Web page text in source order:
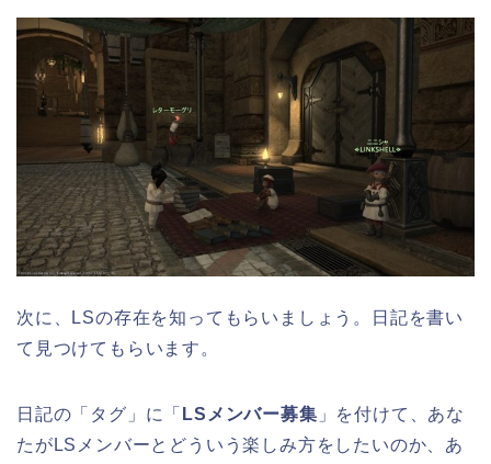
次に、LSの存在を知ってもらいましょう。日記を書い
て見つけてもらいます。
日記の「タグ」に「 LSメンバー募集 」を付けて、あな
たがLSメンバーとどういう楽しみ方をしたいのか、あ